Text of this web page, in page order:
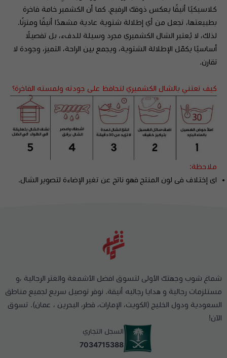
كلاسيكيًا أنيقًا يعكس ذوقك الرفيع. كما أن الكشمير خامة فاخرة
بطبيعتها، تجعل من أي إطلالة شتوية عادية مشهدًا أنيقًا ومتزنًا.
لذلك، لا يُعتبر الشال الكشميري مجرد وسيلة للدفء، بل تفصيلًا
أساسيًا يكمّل الإطلالة الشتوية، ويجمع بين الراحة، التميز، وجودة لا
تقارن.
كيف تعتني بالشال الكشميري لتحافظ على جودته ولمسته الفاخرة؟
ملاحظة:
اى إختلاف فى لون المنتج فهو ناتج عن تغير الإضاءة لتصوير الشال.
شماغ شوب وجهتك الأولى لتسوق افضل الأشمغة والغتر الرجالية ،و
مستلزمات رجالية و هدايا رجاليه أنيقة. نوفر توصيل سريع لجميع مناطق
السعودية ودول الخليج (الكويت، الإمارات، قطر، البحرين ، عمان). تسوق
الآن!
السجل التجاري
7034715388